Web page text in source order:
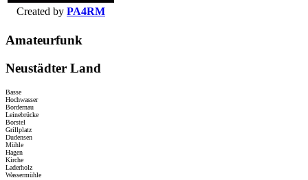
Created by PA4RM
Amateurfunk
Neustädter Land
Basse
Hochwasser
Bordernau
Leinebrücke
Borstel
Grillplatz
Dudensen
Mühle
Hagen
Kirche
Laderholz
Wassermühle